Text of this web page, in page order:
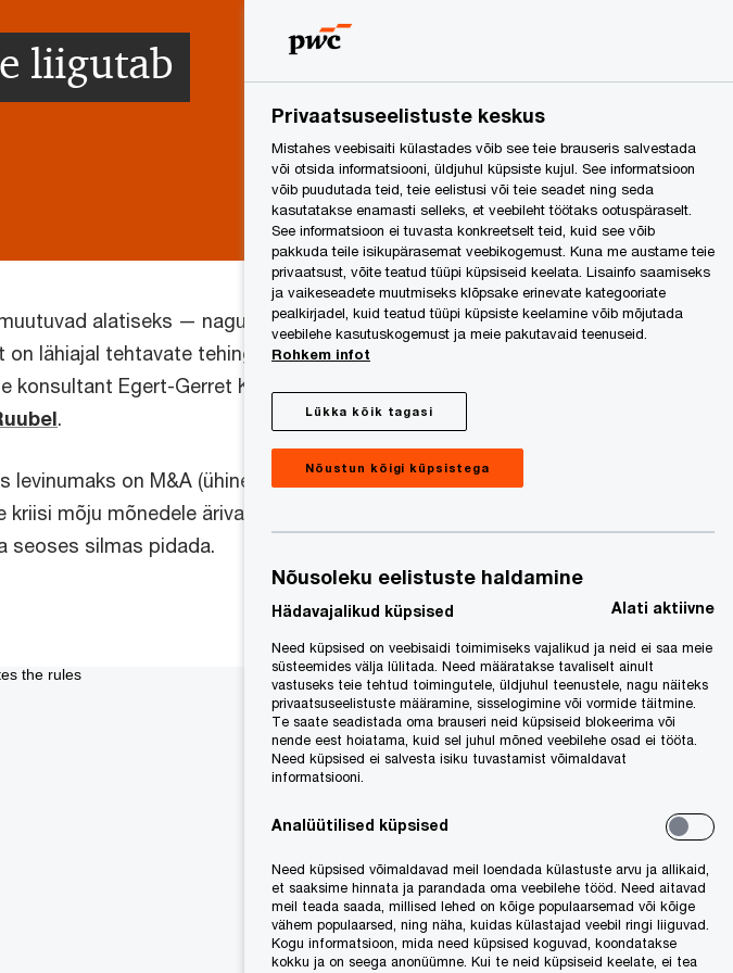
liigutab
alatiseks — nagu ka viis,
lähiajal tehtavate tehingute
Egert-Gerret Kreek ja PwC
.
levinumaks on M&A (ühinemiste ja
mõju mõnedele ärivaldkondadele
seoses silmas pidada.
the rules
Privaatsuseelistuste keskus
Mistahes veebisaiti külastades võib see teie brauseris salvestada
või otsida informatsiooni, üldjuhul küpsiste kujul. See informatsioon
võib puudutada teid, teie eelistusi või teie seadet ning seda
kasutatakse enamasti selleks, et veebileht töötaks ootuspäraselt.
See informatsioon ei tuvasta konkreetselt teid, kuid see võib
pakkuda teile isikupärasemat veebikogemust. Kuna me austame teie
privaatsust, võite teatud tüüpi küpsiseid keelata. Lisainfo saamiseks
ja vaikeseadete muutmiseks klõpsake erinevate kategooriate
pealkirjadel, kuid teatud tüüpi küpsiste keelamine võib mõjutada
veebilehe kasutuskogemust ja meie pakutavaid teenuseid.
Rohkem infot
Lükka kõik tagasi
Nõustun kõigi küpsistega
Nõusoleku eelistuste haldamine
Hädavajalikud küpsised Alati aktiivne
Need küpsised on veebisaidi toimimiseks vajalikud ja neid ei saa meie
süsteemides välja lülitada. Need määratakse tavaliselt ainult
vastuseks teie tehtud toimingutele, üldjuhul teenustele, nagu näiteks
privaatsuseelistuste määramine, sisselogimine või vormide täitmine.
Te saate seadistada oma brauseri neid küpsiseid blokeerima või
nende eest hoiatama, kuid sel juhul mõned veebilehe osad ei tööta.
Need küpsised ei salvesta isiku tuvastamist võimaldavat
informatsiooni.
Analüütilised küpsised
Need küpsised võimaldavad meil loendada külastuste arvu ja allikaid,
et saaksime hinnata ja parandada oma veebilehe tööd. Need aitavad
meil teada saada, millised lehed on kõige populaarsemad või kõige
vähem populaarsed, ning näha, kuidas külastajad veebil ringi liiguvad.
Kogu informatsioon, mida need küpsised koguvad, koondatakse
kokku ja on seega anonüümne. Kui te neid küpsiseid keelate, ei tea